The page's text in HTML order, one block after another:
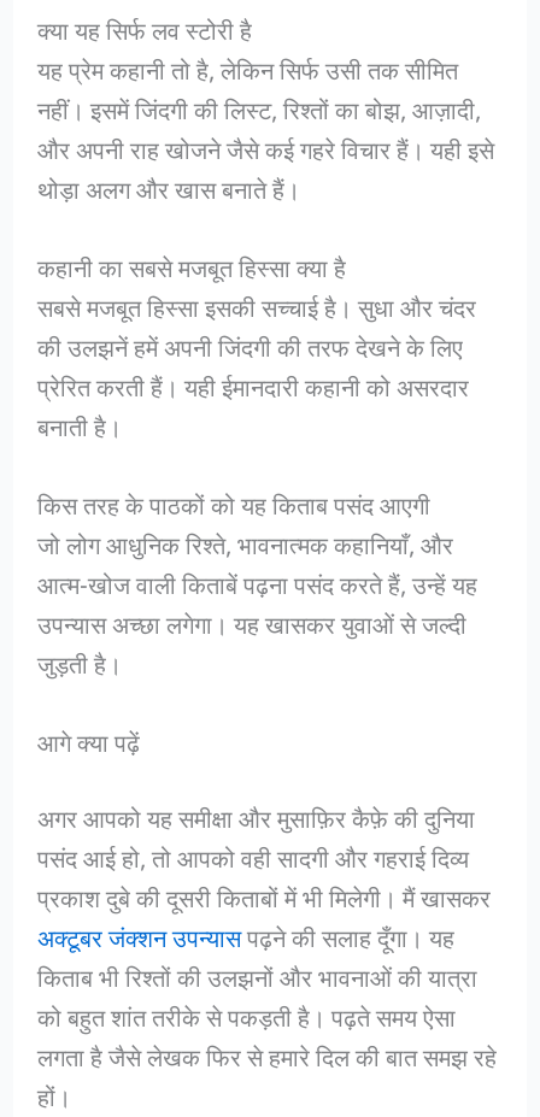
क्या यह सिर्फ लव स्टोरी है
यह प्रेम कहानी तो है, लेकिन सिर्फ उसी तक सीमित
नहीं। इसमें जिंदगी की लिस्ट, रिश्तों का बोझ, आज़ादी,
और अपनी राह खोजने जैसे कई गहरे विचार हैं। यही इसे
थोड़ा अलग और खास बनाते हैं।
कहानी का सबसे मजबूत हिस्सा क्या है
सबसे मजबूत हिस्सा इसकी सच्चाई है। सुधा और चंदर
की उलझनें हमें अपनी जिंदगी की तरफ देखने के लिए
प्रेरित करती हैं। यही ईमानदारी कहानी को असरदार
बनाती है।
किस तरह के पाठकों को यह किताब पसंद आएगी
जो लोग आधुनिक रिश्ते, भावनात्मक कहानियाँ, और
आत्म-खोज वाली किताबें पढ़ना पसंद करते हैं, उन्हें यह
उपन्यास अच्छा लगेगा। यह खासकर युवाओं से जल्दी
जुड़ती है।
आगे क्या पढ़ें
अगर आपको यह समीक्षा और मुसाफ़िर कैफ़े की दुनिया
पसंद आई हो, तो आपको वही सादगी और गहराई दिव्य
प्रकाश दुबे की दूसरी किताबों में भी मिलेगी। मैं खासकर
अक्टूबर जंक्शन उपन्यासपढ़ने की सलाह दूँगा। यह
किताब भी रिश्तों की उलझनों और भावनाओं की यात्रा
को बहुत शांत तरीके से पकड़ती है। पढ़ते समय ऐसा
लगता है जैसे लेखक फिर से हमारे दिल की बात समझ रहे
हों।